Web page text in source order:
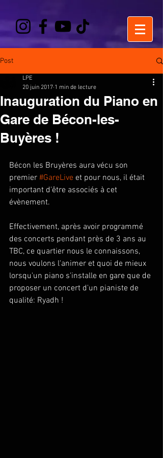
Post
Inauguration du Piano en
Gare de Bécon-les-
Buyères !
LPE
20 juin 2017 1 min de lecture
Bécon les Bruyères aura vécu son
premier #GareLive et pour nous, il était
important d'être associés à cet
évènement.
Effectivement, après avoir programmé
des concerts pendant près de 3 ans au
TBC, ce quartier nous le connaissons,
nous voulons l'animer et quoi de mieux
lorsqu'un piano s'installe en gare que de
proposer un concert d'un pianiste de
qualité: Ryadh !